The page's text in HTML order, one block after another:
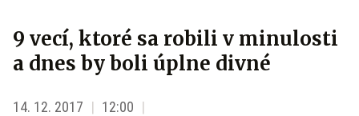
9 vecí, ktoré sa robili v minulosti
a dnes by boli úplne divné
14. 12. 2017
12:00